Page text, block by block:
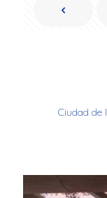
Ciudad de